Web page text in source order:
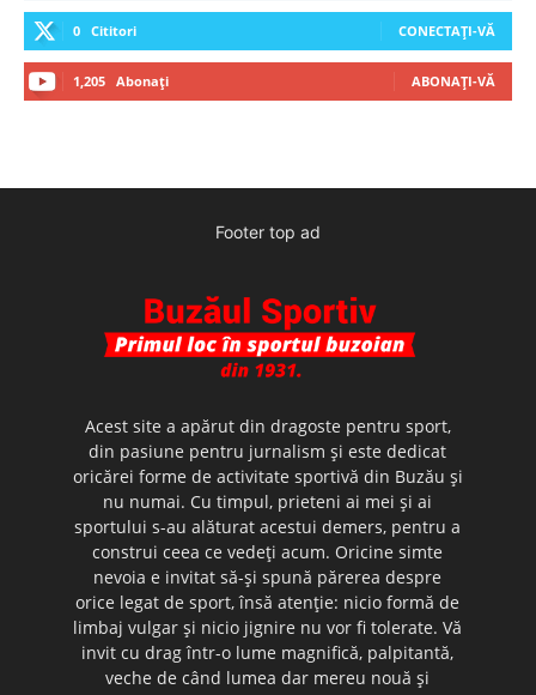
0 Cititori CONECTAȚI-VĂ
1,205 Abonați ABONAȚI-VĂ
Footer top ad
Acest site a apărut din dragoste pentru sport,
din pasiune pentru jurnalism şi este dedicat
oricărei forme de activitate sportivă din Buzău şi
nu numai. Cu timpul, prieteni ai mei şi ai
sportului s-au alăturat acestui demers, pentru a
construi ceea ce vedeţi acum. Oricine simte
nevoia e invitat să-şi spună părerea despre
orice legat de sport, însă atenţie: nicio formă de
limbaj vulgar şi nicio jignire nu vor fi tolerate. Vă
invit cu drag într-o lume magnifică, palpitantă,
veche de când lumea dar mereu nouă şi